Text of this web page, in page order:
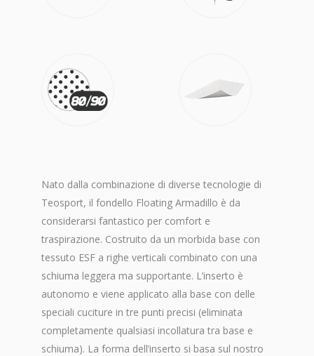
Nato dalla combinazione di diverse tecnologie di
Teosport, il fondello Floating Armadillo è da
considerarsi fantastico per comfort e
traspirazione. Costruito da un morbida base con
tessuto ESF a righe verticali combinato con una
schiuma leggera ma supportante. L’inserto è
autonomo e viene applicato alla base con delle
speciali cuciture in tre punti precisi (eliminata
completamente qualsiasi incollatura tra base e
schiuma). La forma dell’inserto si basa sul nostro